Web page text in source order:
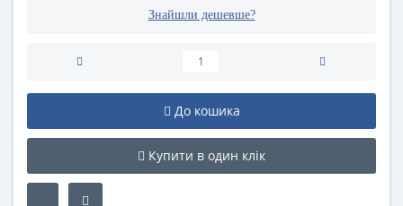
Знайшли дешевше?
До кошика
Купити в один клік